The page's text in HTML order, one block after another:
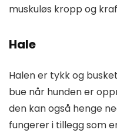
muskuløs kropp og
Hale
Halen er tykk og
bue når hunden er
den kan også henge
fungerer i tillegg som